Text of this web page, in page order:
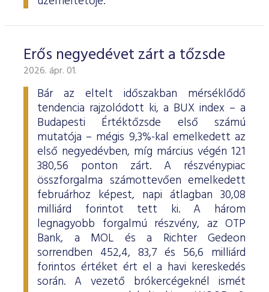
Erős negyedévet zárt a tőzsde
2026. ápr. 01.
Bár az eltelt időszakban mérséklődő
tendencia rajzolódott ki, a BUX index – a
Budapesti Értéktőzsde első számú
mutatója – mégis 9,3%-kal emelkedett az
első negyedévben, míg március végén 121
380,56 ponton zárt. A részvénypiac
összforgalma számottevően emelkedett
februárhoz képest, napi átlagban 30,08
milliárd forintot tett ki. A három
legnagyobb forgalmú részvény, az OTP
Bank, a MOL és a Richter Gedeon
sorrendben 452,4, 83,7 és 56,6 milliárd
forintos értéket ért el a havi kereskedés
során. A vezető brókercégeknél ismét